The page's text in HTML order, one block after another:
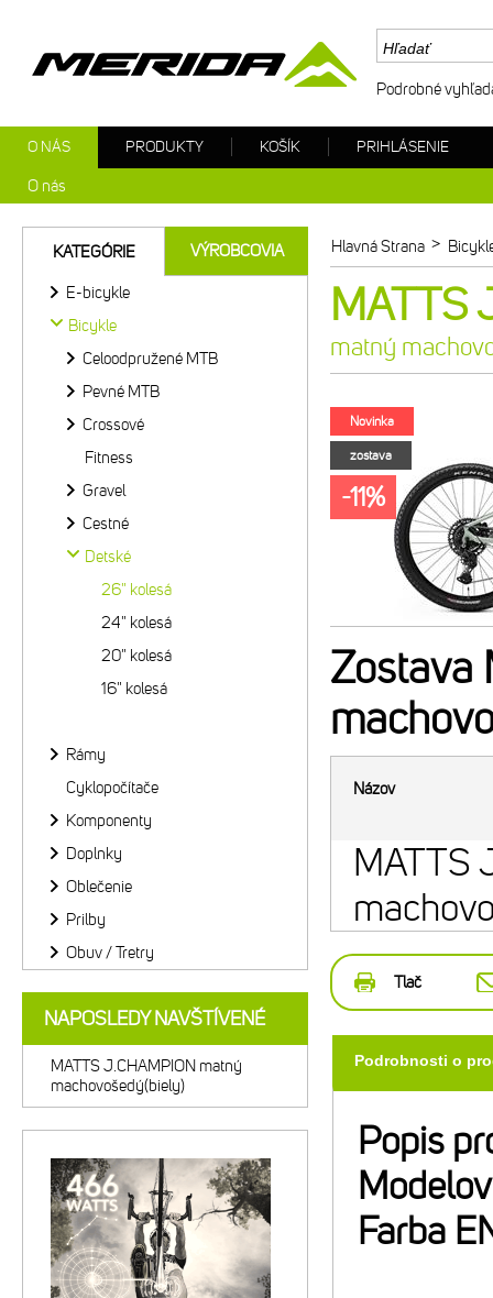
Hlavná Strana >
MATTS
matný
Novinka
zostava
-11%
Zostava
Názov
MATTS
Tlač
Podrobnosti o
Popis
Farba
KATEGÓRIE VÝROBCOVIA
E-bicykle
Bicykle
Celoodpružené MTB
Pevné MTB
Crossové
Fitness
Gravel
Cestné
Detské
26" kolesá
24" kolesá
20" kolesá
16" kolesá
Rámy
Cyklopočítače
Komponenty
Doplnky
Oblečenie
Prilby
Obuv / Tretry
NAPOSLEDY NAVŠTÍVENÉ
MATTS J.CHAMPION matný
machovošedý(biely)
Podrobné
O NÁS
O nás
PRODUKTY KOŠÍK PRIHLÁSENIE